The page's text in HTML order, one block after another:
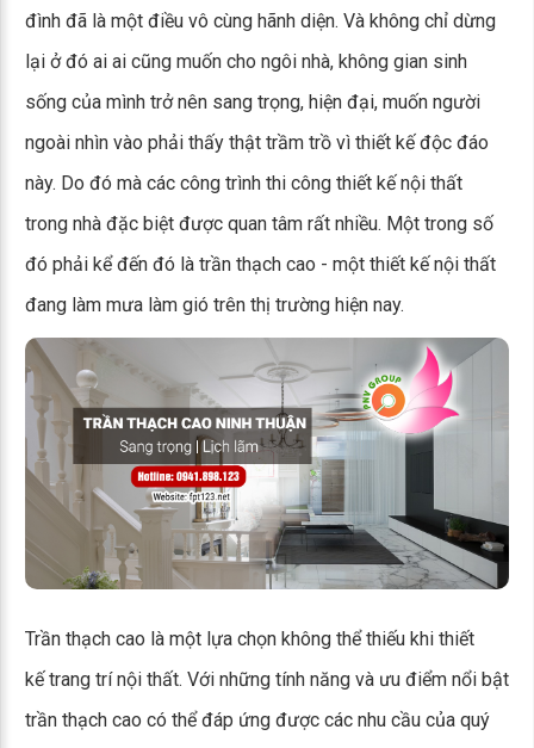
đình đã là một điều vô cùng hãnh diện. Và không chỉ dừng
lại ở đó ai ai cũng muốn cho ngôi nhà, không gian sinh
sống của mình trở nên sang trọng, hiện đại, muốn người
ngoài nhìn vào phải thấy thật trầm trồ vì thiết kế độc đáo
này. Do đó mà các công trình thi công thiết kế nội thất
trong nhà đặc biệt được quan tâm rất nhiều. Một trong số
đó phải kể đến đó là trần thạch cao - một thiết kế nội thất
đang làm mưa làm gió trên thị trường hiện nay.
Trần thạch cao là một lựa chọn không thể thiếu khi thiết
kế trang trí nội thất. Với những tính năng và ưu điểm nổi bật
trần thạch cao có thể đáp ứng được các nhu cầu của quý